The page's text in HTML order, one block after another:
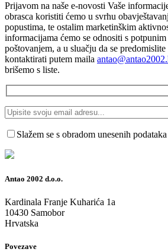
Prijavom na naše e-novosti Vaše
obrasca koristiti ćemo u svrhu
popustima, te ostalim marketinškim
informacijama ćemo se odnositi s
poštovanjem, a u sluačju da se
kontaktirati putem maila
brišemo s liste.
Slažem se s obradom unesenih
Antao 2002 d.o.o.
Kardinala Franje Kuharića 1a
10430 Samobor
Hrvatska
Povezave